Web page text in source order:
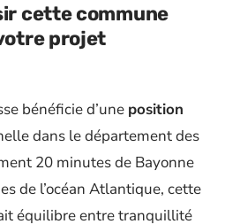
cette commune
projet
bénéficie d’une position
dans le département des
20 minutes de Bayonne
de l’océan Atlantique, cette
équilibre entre tranquillité